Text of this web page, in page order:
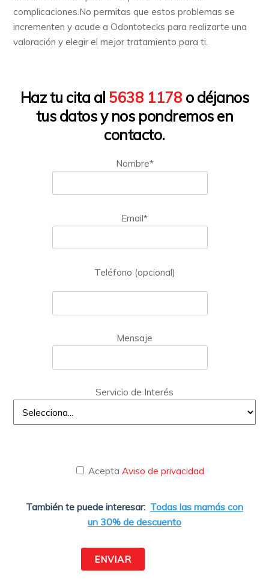
complicaciones.No permitas que estos problemas se
incrementen y acude a Odontotecks para realizarte una
valoración y elegir el mejor tratamiento para ti.
Haz tu cita al 5638 1178 o déjanos
tus datos y nos pondremos en
contacto.
Nombre*
Email*
Teléfono (opcional)
Mensaje
Servicio de Interés
AceptaAviso de privacidad
También te puede interesar: Todas las mamás con
un 30% de descuento